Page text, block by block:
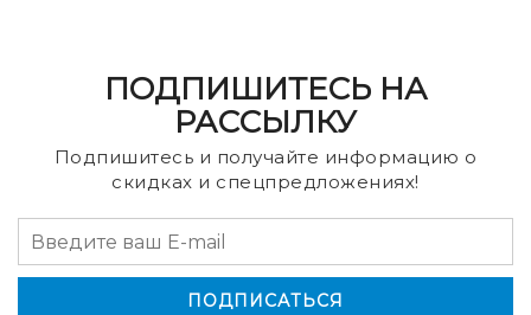
ПОДПИШИТЕСЬ НА
РАССЫЛКУ
Подпишитесь и получайте информацию о
скидках и спецпредложениях!